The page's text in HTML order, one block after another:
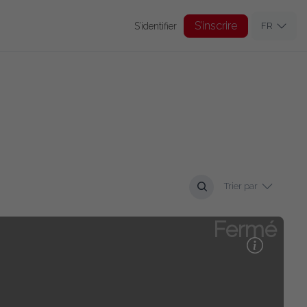
S’identifier S’inscrire FR
Trier par
Fermé